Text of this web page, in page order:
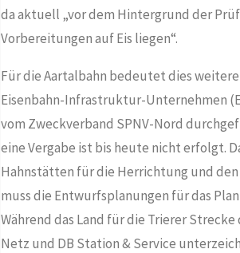
da aktuell „vor dem Hintergrund der
Vorbereitungen auf Eis liegen“.
Für die Aartalbahn bedeutet dies
Eisenbahn-Infrastruktur-Unternehmen
vom Zweckverband SPNV-Nord
eine Vergabe ist bis heute nicht erfolgt.
Hahnstätten für die Herrichtung und
muss die Entwurfsplanungen für das
Während das Land für die Trierer
Netz und DB Station & Service